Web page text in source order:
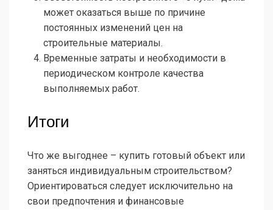
может оказаться выше по причине
постоянных изменений цен на
строительные материалы.
Временные затраты и необходимости в
периодическом контроле качества
выполняемых работ.
Итоги
Что же выгоднее – купить готовый объект или
заняться индивидуальным строительством?
Ориентироваться следует исключительно на
свои предпочтения и финансовые